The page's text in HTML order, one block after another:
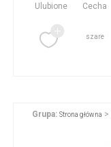
Ulubione Cecha
szare
Grupa: Strona główna >